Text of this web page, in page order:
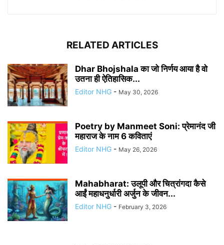
RELATED ARTICLES
Dhar Bhojshala का जो निर्णय आया है वो
उतना ही ऐतिहासिक...
Editor NHG - May 30, 2026
Poetry by Manmeet Soni: प्रेमानंद जी
महाराज के नाम 6 कविताएं
Editor NHG - May 26, 2026
Mahabharat: उलूपी और चित्रांगदा कैसे
आईं महाधनुर्धारी अर्जुन के जीवन...
Editor NHG - February 3, 2026